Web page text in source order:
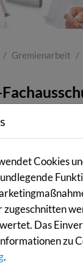
Gremienarbeit
Satzung sieht
kann
tagt ca.
dieses
Cookies
zugeschnitten
Das
zu
.